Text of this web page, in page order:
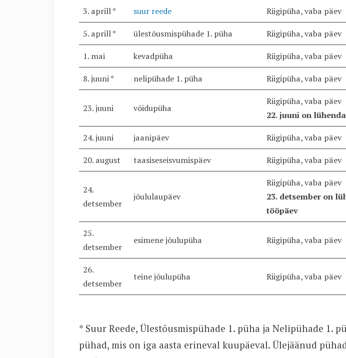
3. aprill * suur reede Riigipüha, vaba päev
5. aprill * ülestõusmispühade 1. püha Riigipüha, vaba päev
1. mai kevadpüha Riigipüha, vaba päev
8. juuni * nelipühade 1. püha Riigipüha, vaba päev
23. juuni võidupüha
Riigipüha, vaba päev
22. juuni on
24. juuni jaanipäev Riigipüha, vaba päev
20. august taasiseseisvumispäev Riigipüha, vaba päev
24.
detsember
jõululaupäev
Riigipüha, vaba päev
23. detsember on
tööpäev
25.
detsember
esimene jõulupüha Riigipüha, vaba päev
26.
detsember
teine jõulupüha Riigipüha, vaba päev
* Suur Reede, Ülestõusmispühade 1. püha ja Nelipühade 1.
pühad, mis on iga aasta erineval kuupäeval. Ülejäänud